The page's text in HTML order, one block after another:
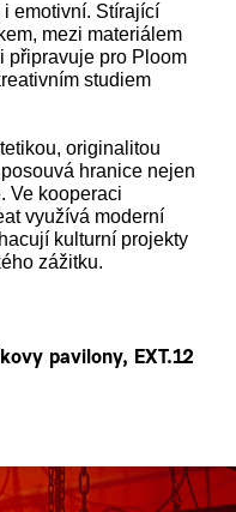
emotivní. Stírající
mezi materiálem
připravuje pro Ploom
studiem
originalitou
hranice nejen
Ve kooperaci
využívá moderní
kulturní projekty
zážitku.
pavilony, EXT.12